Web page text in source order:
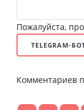
Пожалуйста,
TELEGRAM-
Комментариев